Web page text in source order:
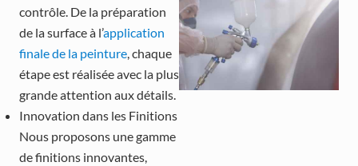
contrôle. De la préparation
de la surface à l’application
finale de la peinture, chaque
étape est réalisée avec la plus
grande attention aux détails.
Innovation dans les Finitions
Nous proposons une gamme
de finitions innovantes,